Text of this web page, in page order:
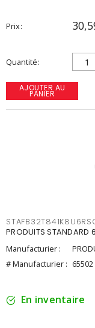
Prix
Quantité
AJOUTER AU
PANIER
PRODUITS STANDARD
Manufacturier :
# Manufacturier : 65502
En inventaire